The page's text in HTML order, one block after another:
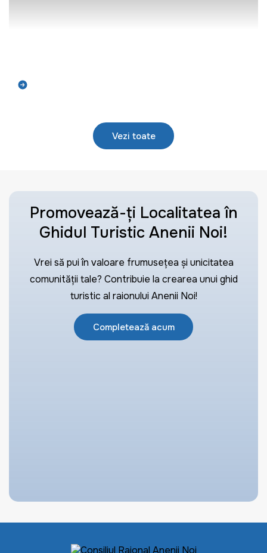
Vezi toate
Promovează-ți Localitatea în
Ghidul Turistic Anenii Noi!
Vrei să pui în valoare frumusețea și unicitatea
comunității tale? Contribuie la crearea unui ghid
turistic al raionului Anenii Noi!
Completează acum